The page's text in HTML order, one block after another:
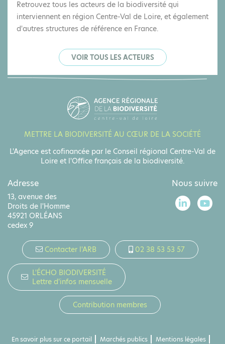
ANNUAIRE DES ACTEURS
Retrouvez tous les acteurs de la biodiversité qui
d'autres structures de référence en France.
VOIR TOUS LES ACTEURS
Adresse
13, avenue des
Droits de l'Homme
45921 ORLÉANS
cedex 9
Nous suivre
METTRE LA BIODIVERSITÉ AU CŒUR DE LA SOCIÉTÉ
Loire et l'Office français de la biodiversité.
Contacter l'ARB
L'ÉCHO BIODIVERSITÉ
Lettre d'infos mensuelle